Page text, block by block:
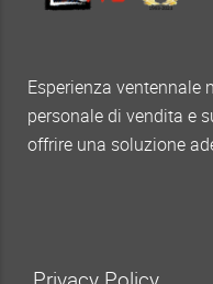
Esperienza ventennale
personale di vendita e
offrire una soluzione